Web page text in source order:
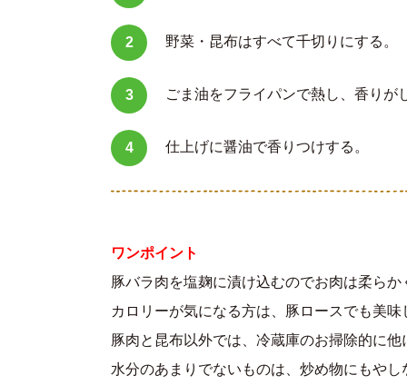
野菜・昆布はすべて千切りにする。
ごま油をフライパンで熱し、香りが
仕上げに醤油で香りつけする。
ワンポイント
豚バラ肉を塩麹に漬け込むのでお肉は柔ら
カロリーが気になる方は、豚ロースでも美味
豚肉と昆布以外では、冷蔵庫のお掃除的に他
水分のあまりでないものは、炒め物にもや